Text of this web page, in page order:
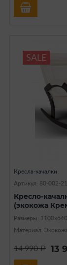
SALE
Кресла-качалки
Артикул: 80-002-21
Кресло-
(экокожа
Размеры:
Материал:
14 990a 13